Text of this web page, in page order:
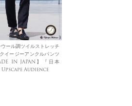
ール調ツイルストレッチ
イージーアンクルパンツ
IN JAPAN】『日本
Upscape Audience